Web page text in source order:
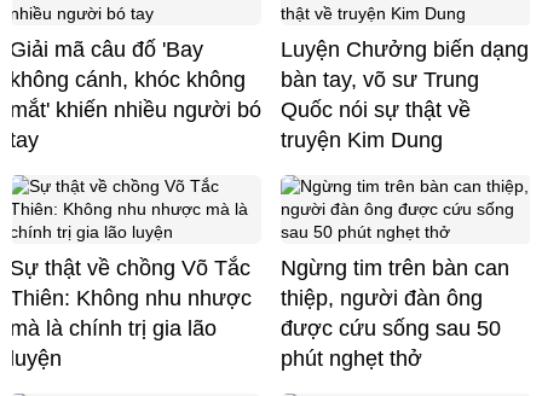
Giải mã câu đố 'Bay
không cánh, khóc không
mắt' khiến nhiều người bó
tay
Luyện Chưởng biến dạng
bàn tay, võ sư Trung
Quốc nói sự thật về
truyện Kim Dung
Sự thật về chồng Võ Tắc
Thiên: Không nhu nhược
mà là chính trị gia lão
luyện
Ngừng tim trên bàn can
thiệp, người đàn ông
được cứu sống sau 50
phút nghẹt thở